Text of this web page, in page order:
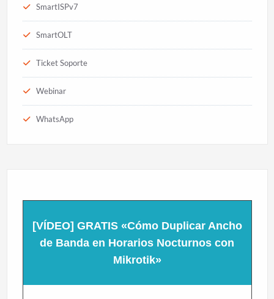
SmartISPv7
SmartOLT
Ticket Soporte
Webinar
WhatsApp
[VÍDEO] GRATIS «Cómo Duplicar Ancho
de Banda en Horarios Nocturnos con
Mikrotik»